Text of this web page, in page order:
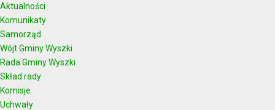
Aktualności
Komunikaty
Samorząd
Wójt Gminy Wyszki
Rada Gminy Wyszki
Skład rady
Komisje
Uchwały